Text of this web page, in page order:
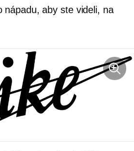
nápadu, aby ste videli, na